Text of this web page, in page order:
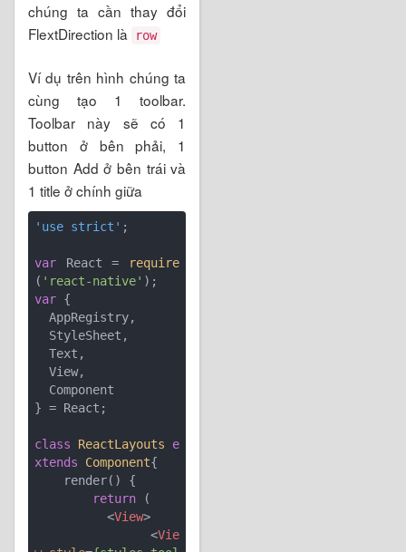
chúng ta cần thay đổi
FlextDirection là
row
Ví dụ trên hình chúng ta
cùng tạo 1 toolbar.
Toolbar này sẽ có 1
button ở bên phải, 1
button Add ở bên trái và
1 title ở chính giữa
'use strict' ;
var React =
require
( 'react-native'
var {
  AppRegistry,
  Text,
  View,
} = React;
class ReactLayouts
e
xtends
Component{
return (
<View>
<Vie